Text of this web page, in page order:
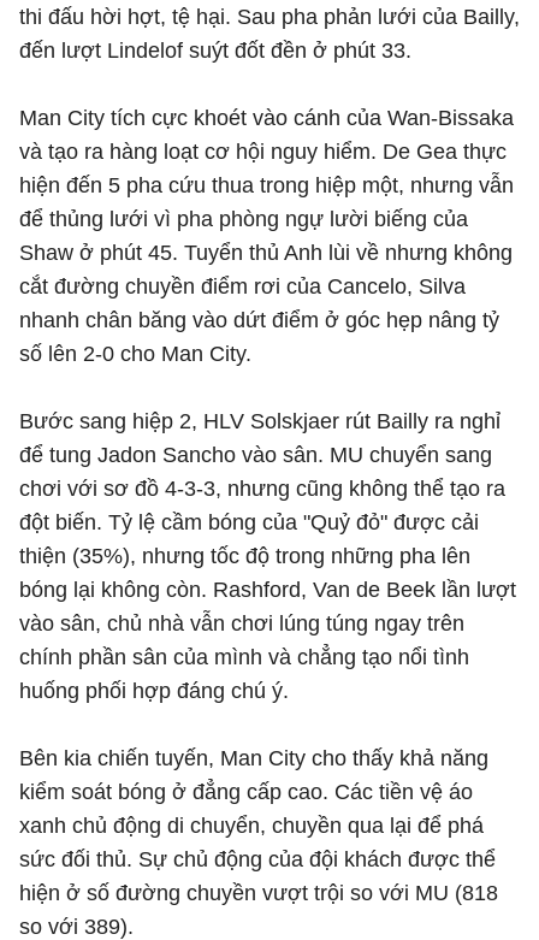
thi đấu hời hợt, tệ hại. Sau pha phản lưới của Bailly,
đến lượt Lindelof suýt đốt đền ở phút 33.
Man City tích cực khoét vào cánh của Wan-Bissaka
và tạo ra hàng loạt cơ hội nguy hiểm. De Gea thực
hiện đến 5 pha cứu thua trong hiệp một, nhưng vẫn
để thủng lưới vì pha phòng ngự lười biếng của
Shaw ở phút 45. Tuyển thủ Anh lùi về nhưng không
cắt đường chuyền điểm rơi của Cancelo, Silva
nhanh chân băng vào dứt điểm ở góc hẹp nâng tỷ
số lên 2-0 cho Man City.
Bước sang hiệp 2, HLV Solskjaer rút Bailly ra nghỉ
để tung Jadon Sancho vào sân. MU chuyển sang
chơi với sơ đồ 4-3-3, nhưng cũng không thể tạo ra
đột biến. Tỷ lệ cầm bóng của "Quỷ đỏ" được cải
thiện (35%), nhưng tốc độ trong những pha lên
bóng lại không còn. Rashford, Van de Beek lần lượt
vào sân, chủ nhà vẫn chơi lúng túng ngay trên
chính phần sân của mình và chẳng tạo nổi tình
huống phối hợp đáng chú ý.
Bên kia chiến tuyến, Man City cho thấy khả năng
kiểm soát bóng ở đẳng cấp cao. Các tiền vệ áo
xanh chủ động di chuyển, chuyền qua lại để phá
sức đối thủ. Sự chủ động của đội khách được thể
hiện ở số đường chuyền vượt trội so với MU (818
so với 389).